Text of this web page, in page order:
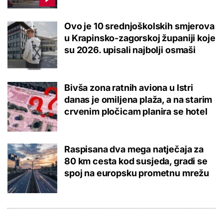
Ovo je 10 srednjoškolskih smjerova
u Krapinsko-zagorskoj županiji koje
su 2026. upisali najbolji osmaši
Bivša zona ratnih aviona u Istri
danas je omiljena plaža, a na starim
crvenim pločicam planira se hotel
Raspisana dva mega natječaja za
80 km cesta kod susjeda, gradi se
spoj na europsku prometnu mrežu